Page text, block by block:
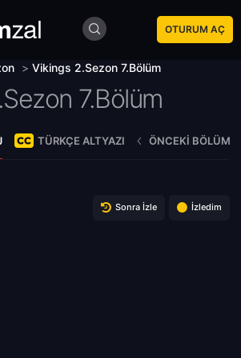
OTURUM AÇ
> Vikings 2.Sezon 7.Bölüm
7.Bölüm
TÜRKÇE ALTYAZI ÖNCEKI BÖLÜM
Sonra İzle İzledim